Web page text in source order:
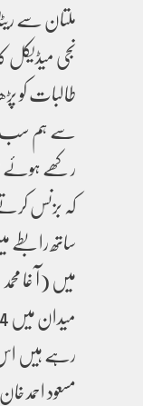
ملتان سے
نجی میڈیکل
طالبات کو
سے ہم سب
رکھے ہوئے
کہ بزنس
ساتھ رابطے
میں (آ غا
رہے ہیں اس
مسعود احمد